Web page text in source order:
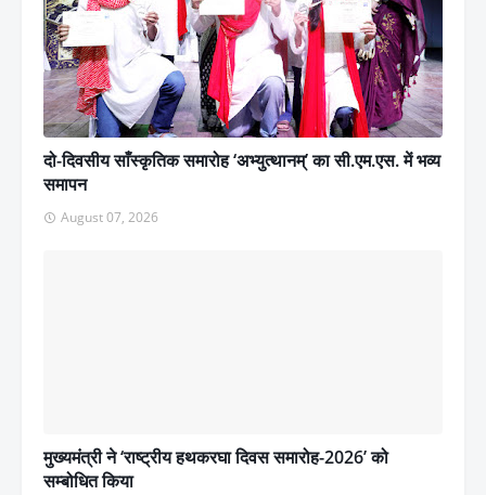
दो-दिवसीय साँस्कृतिक समारोह ‘अभ्युत्थानम्’ का सी.एम.एस. में भव्य
समापन
August 07, 2026
मुख्यमंत्री ने ‘राष्ट्रीय हथकरघा दिवस समारोह-2026’ को
सम्बोधित किया